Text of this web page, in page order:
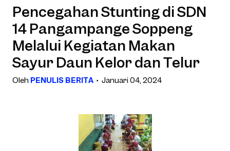
Pencegahan Stunting di SDN
14 Pangampange Soppeng
Melalui Kegiatan Makan
Sayur Daun Kelor dan Telur
Oleh PENULIS BERITA Januari 04, 2024